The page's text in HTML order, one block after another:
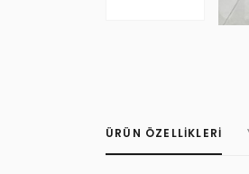
ÜRÜN ÖZELLIKLERI